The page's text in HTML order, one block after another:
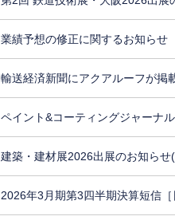
業績予想の修正に関するお知らせ
輸送経済新聞にアクアルーフが掲
ペイント&コーティングジャーナ
建築・建材展2026出展のお知らせ
2026年3月期第3四半期決算短信［